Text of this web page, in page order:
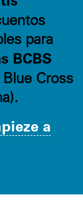
para
BCBS
Cross
a